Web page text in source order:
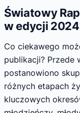
Światowy
w edycji
Co ciekawego
publikacji? Przede
postanowiono
różnych etapach
kluczowych